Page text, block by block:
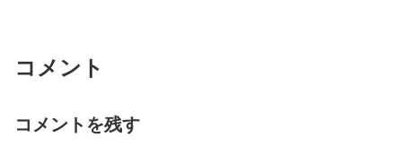
コメント
コメントを残す